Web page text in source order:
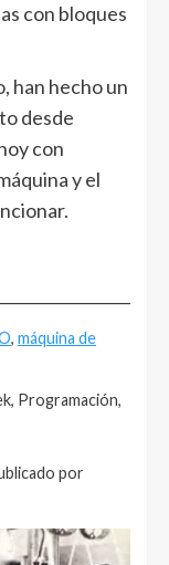
con bloques
han hecho un
desde
con
y el
, máquina de
Programación,
por